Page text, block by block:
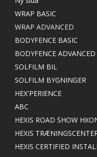
WRAP BASIC
WRAP ADVANCED
BODYFENCE BASIC
BODYFENCE ADVANCED
SOLFILM BIL
SOLFILM BYGNINGER
HEX'PERIENCE
ABC
HEXIS ROAD SHOW
HEXIS
HEXIS CERTIFIED